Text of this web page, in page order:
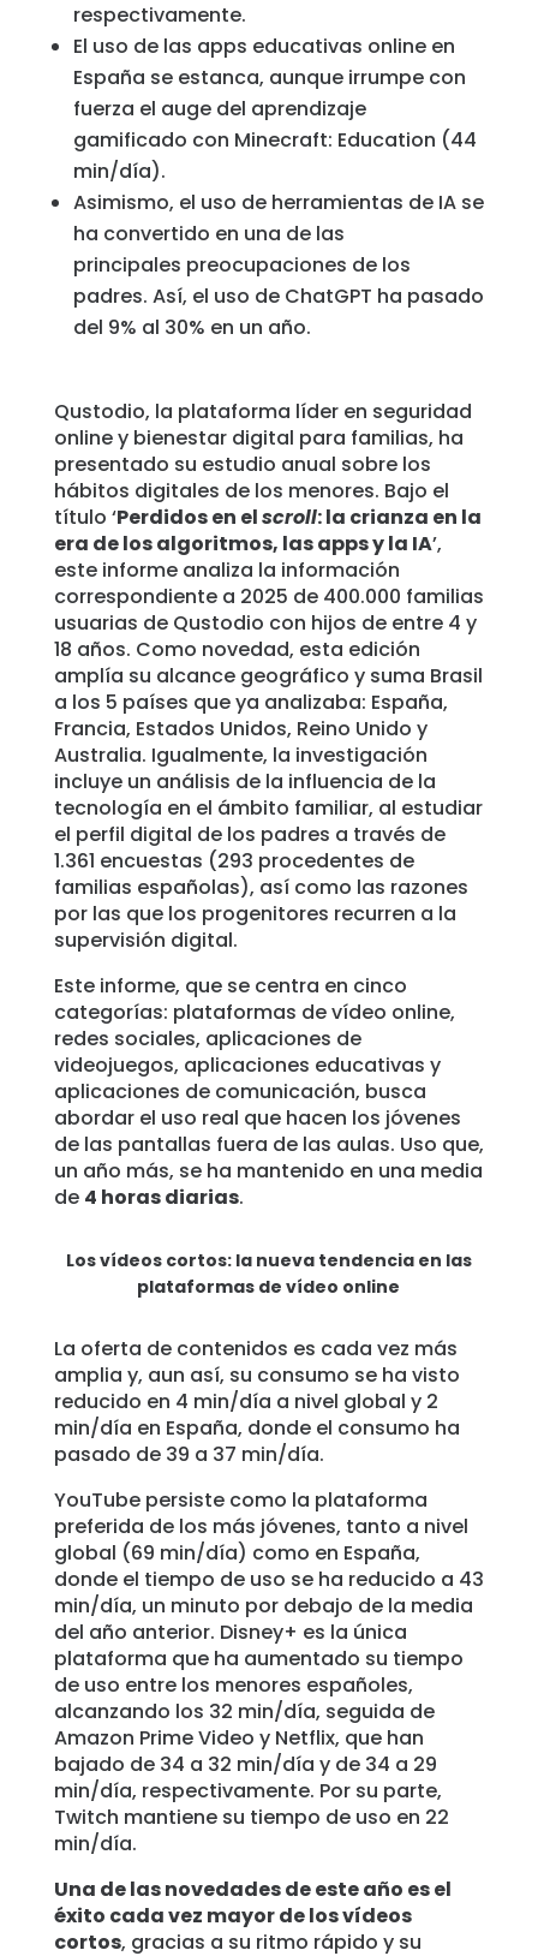
respectivamente.
El uso de las apps educativas online en
España se estanca, aunque irrumpe con
fuerza el auge del aprendizaje
gamificado con Minecraft: Education (44
min/día).
Asimismo, el uso de herramientas de IA se
ha convertido en una de las
principales preocupaciones de los
padres. Así, el uso de ChatGPT ha pasado
del 9% al 30% en un año.
Qustodio, la plataforma líder en seguridad
online y bienestar digital para familias, ha
presentado su estudio anual sobre los
hábitos digitales de los menores. Bajo el
título ‘Perdidos en elscroll: la crianza en la
era de los algoritmos, las apps y la IA’,
este informe analiza la información
correspondiente a 2025 de 400.000 familias
usuarias de Qustodio con hijos de entre 4 y
18 años. Como novedad, esta edición
amplía su alcance geográfico y suma Brasil
a los 5 países que ya analizaba: España,
Francia, Estados Unidos, Reino Unido y
Australia. Igualmente, la investigación
incluye un análisis de la influencia de la
tecnología en el ámbito familiar, al estudiar
el perfil digital de los padres a través de
1.361 encuestas (293 procedentes de
familias españolas), así como las razones
por las que los progenitores recurren a la
supervisión digital.
Este informe, que se centra en cinco
categorías: plataformas de vídeo online,
redes sociales, aplicaciones de
videojuegos, aplicaciones educativas y
aplicaciones de comunicación, busca
abordar el uso real que hacen los jóvenes
de las pantallas fuera de las aulas. Uso que,
un año más, se ha mantenido en una media
de 4 horas diarias.
Los vídeos cortos: la nueva tendencia en las
plataformas de vídeo online
La oferta de contenidos es cada vez más
amplia y, aun así, su consumo se ha visto
reducido en 4 min/día a nivel global y 2
min/día en España, donde el consumo ha
pasado de 39 a 37 min/día.
YouTube persiste como la plataforma
preferida de los más jóvenes, tanto a nivel
global (69 min/día) como en España,
donde el tiempo de uso se ha reducido a 43
min/día, un minuto por debajo de la media
del año anterior. Disney+ es la única
plataforma que ha aumentado su tiempo
de uso entre los menores españoles,
alcanzando los 32 min/día, seguida de
Amazon Prime Video y Netflix, que han
bajado de 34 a 32 min/día y de 34 a 29
min/día, respectivamente. Por su parte,
Twitch mantiene su tiempo de uso en 22
min/día.
Una de las novedades de este año es el
éxito cada vez mayor de los vídeos
cortos, gracias a su ritmo rápido y su